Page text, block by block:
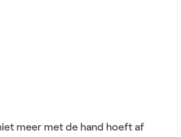
meer met de hand hoeft af